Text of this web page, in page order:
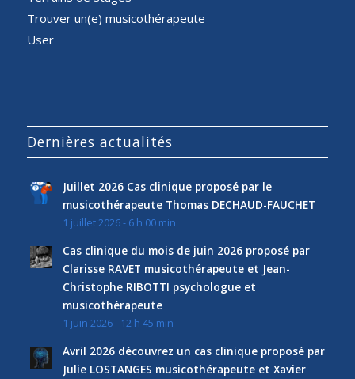
Trouver un(e) musicothérapeute
User
Dernières actualités
Juillet 2026 Cas clinique proposé par le
musicothérapeute Thomas DECHAUD-FAUCHET
1 juillet 2026 - 6 h 00 min
Cas clinique du mois de juin 2026 proposé par
Clarisse RAVET musicothérapeute et Jean-
Christophe RIBOTTI psychologue et
musicothérapeute
1 juin 2026 - 12 h 45 min
Avril 2026 découvrez un cas clinique proposé par
Julie LOSTANGES musicothérapeute et Xavier